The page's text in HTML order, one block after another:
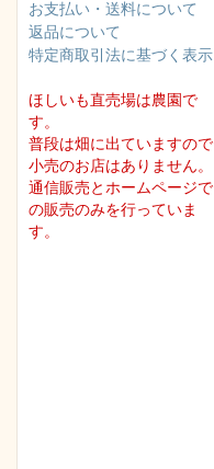
お支払い・送料について
返品について
特定商取引法に基づく表示
ほしいも直売場は農園で
す。
普段は畑に出ていますので
小売のお店はありません。
通信販売とホームページで
の販売のみを行っていま
す。